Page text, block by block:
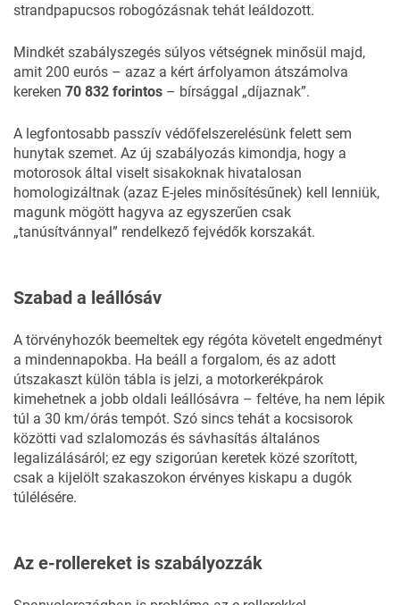
strandpapucsos robogózásnak tehát leáldozott.
Mindkét szabályszegés súlyos vétségnek minősül majd,
amit 200 eurós – azaz a kért árfolyamon átszámolva
kereken 70 832 forintos – bírsággal „díjaznak”.
A legfontosabb passzív védőfelszerelésünk felett sem
hunytak szemet. Az új szabályozás kimondja, hogy a
motorosok által viselt sisakoknak hivatalosan
homologizáltnak (azaz E-jeles minősítésűnek) kell lenniük,
magunk mögött hagyva az egyszerűen csak
„tanúsítvánnyal” rendelkező fejvédők korszakát.
Szabad a leállósáv
A törvényhozók beemeltek egy régóta követelt engedményt
a mindennapokba. Ha beáll a forgalom, és az adott
útszakaszt külön tábla is jelzi, a motorkerékpárok
kimehetnek a jobb oldali leállósávra – feltéve, ha nem lépik
túl a 30 km/órás tempót. Szó sincs tehát a kocsisorok
közötti vad szlalomozás és sávhasítás általános
legalizálásáról; ez egy szigorúan keretek közé szorított,
csak a kijelölt szakaszokon érvényes kiskapu a dugók
túlélésére.
Az e-rollereket is szabályozzák